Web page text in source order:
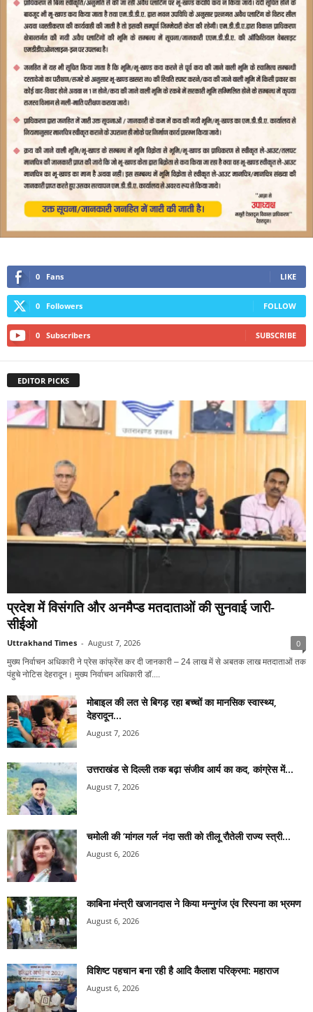
0 Fans LIKE
0 Followers FOLLOW
0 Subscribers SUBSCRIBE
EDITOR PICKS
प्रदेश में विसंगति और अनमैप्ड मतदाताओं की सुनवाई जारी-
सीईओ
Uttrakhand Times - August 7, 2026 0
मुख्य निर्वाचन अधिकारी ने प्रेस कांफ्रेंस कर दी जानकारी – ⁠24 लाख में से अबतक लाख मतदाताओं तक
पंहुचे नोटिस देहरादून। मुख्य निर्वाचन अधिकारी डॉ....
मोबाइल की लत से बिगड़ रहा बच्चों का मानसिक स्वास्थ्य,
देहरादून...
August 7, 2026
उत्तराखंड से दिल्ली तक बढ़ा संजीव आर्य का कद, कांग्रेस में...
August 7, 2026
चमोली की ‘मांगल गर्ल’ नंदा सती को तीलू रौतेली राज्य स्त्री...
August 6, 2026
काबिना मंन्त्री खजानदास ने किया मन्नुगंज एंव रिस्पना का भ्रमण
August 6, 2026
विशिष्ट पहचान बना रही है आदि कैलाश परिक्रमा: महाराज
August 6, 2026